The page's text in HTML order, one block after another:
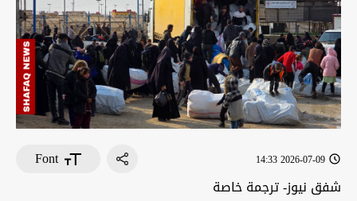
2026-07-09 14:33
Font
شفق نيوز- ترجمة خاصة